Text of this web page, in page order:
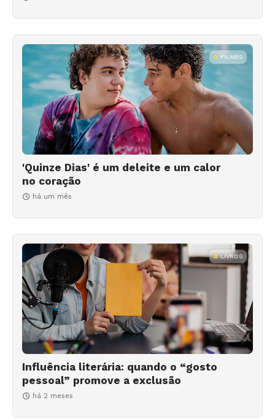
FILMES
'Quinze Dias' é um deleite e um calor
no coração
há um mês
LIVROS
Influência literária: quando o “gosto
pessoal” promove a exclusão
há 2 meses